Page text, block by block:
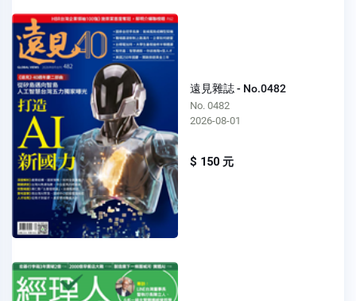
遠見雜誌 - No.0482
No. 0482
2026-08-01
$ 150 元